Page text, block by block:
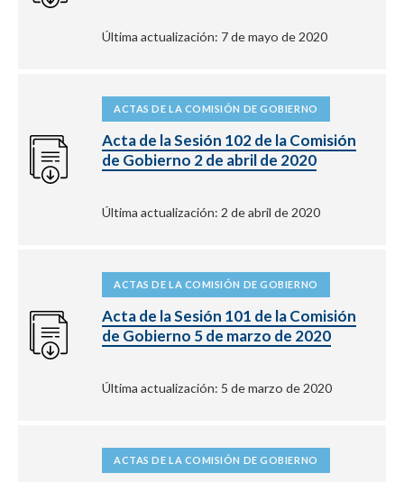
Última actualización: 7 de mayo de 2020
ACTAS DE LA COMISIÓN DE GOBIERNO
Acta de la Sesión 102 de la Comisión
de Gobierno 2 de abril de 2020
Última actualización: 2 de abril de 2020
ACTAS DE LA COMISIÓN DE GOBIERNO
Acta de la Sesión 101 de la Comisión
de Gobierno 5 de marzo de 2020
Última actualización: 5 de marzo de 2020
ACTAS DE LA COMISIÓN DE GOBIERNO